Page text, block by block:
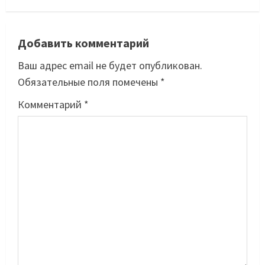
Добавить комментарий
Ваш адрес email не будет опубликован.
Обязательные поля помечены *
Комментарий *